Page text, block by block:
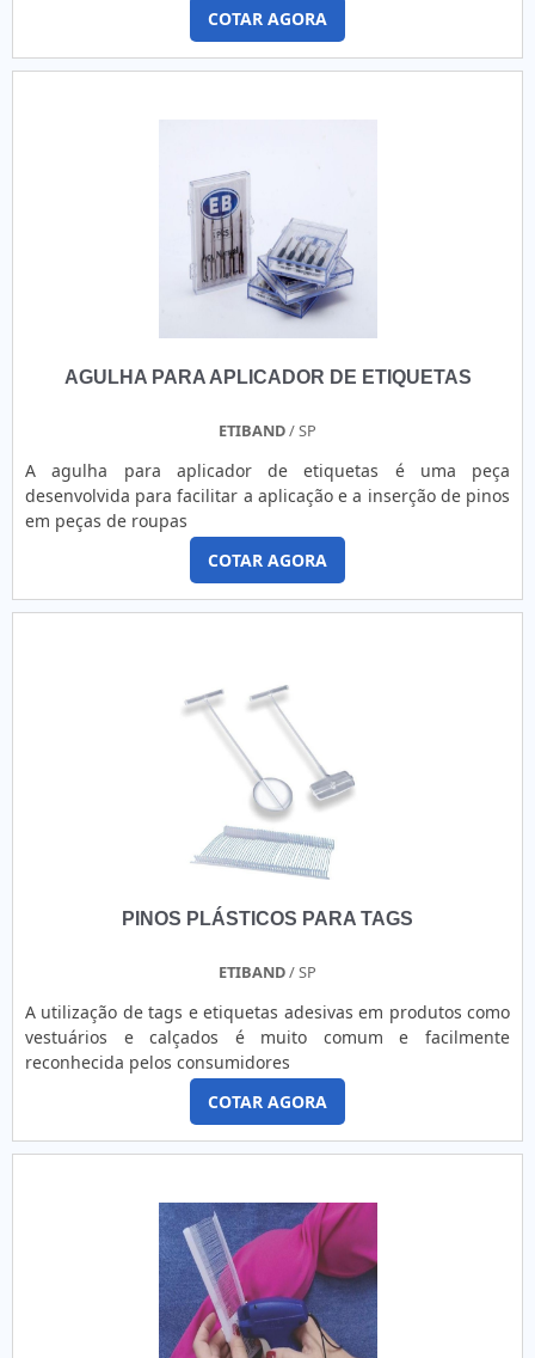
COTAR AGORA
AGULHA PARA APLICADOR DE ETIQUETAS
ETIBAND/ SP
A agulha para aplicador de etiquetas é uma peça
desenvolvida para facilitar a aplicação e a inserção de pinos
em peças de roupas
COTAR AGORA
PINOS PLÁSTICOS PARA TAGS
ETIBAND/ SP
A utilização de tags e etiquetas adesivas em produtos como
vestuários e calçados é muito comum e facilmente
reconhecida pelos consumidores
COTAR AGORA